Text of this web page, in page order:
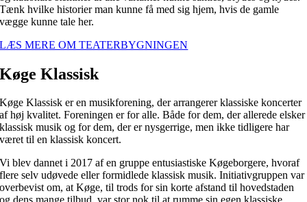
Tænk hvilke historier man kunne få med sig hjem, hvis de gamle
vægge kunne tale her.
LÆS MERE OM TEATERBYGNINGEN
Køge Klassisk
Køge Klassisk er en musikforening, der arrangerer klassiske koncerter
af høj kvalitet. Foreningen er for alle. Både for dem, der allerede elsker
klassisk musik og for dem, der er nysgerrige, men ikke tidligere har
været til en klassisk koncert.
Vi blev dannet i 2017 af en gruppe entusiastiske Køgeborgere, hvoraf
flere selv udøvede eller formidlede klassisk musik. Initiativgruppen var
overbevist om, at Køge, til trods for sin korte afstand til hovedstaden